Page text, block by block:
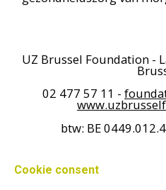
Cookie consent